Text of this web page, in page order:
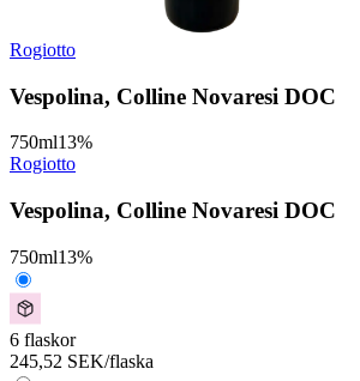
Rogiotto
Vespolina, Colline Novaresi DOC
750ml13%
Rogiotto
Vespolina, Colline Novaresi DOC
750ml13%
6 flaskor
245,52 SEK/flaska